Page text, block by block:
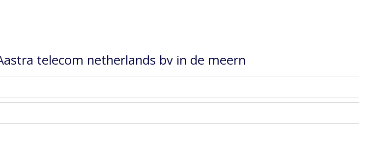
telecom netherlands bv in de meern